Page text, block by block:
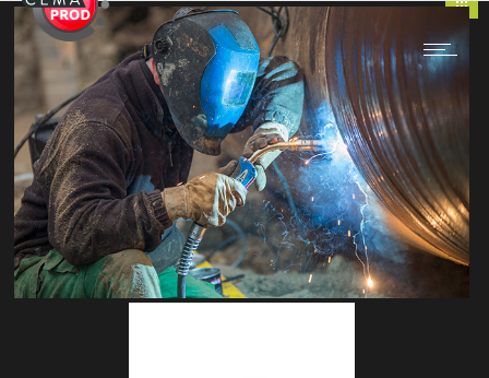
ENEDIS – ARTELIA – HDI
ENTREPOSE